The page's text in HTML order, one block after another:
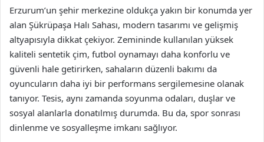
Erzurum’un şehir merkezine oldukça yakın bir konumda yer
alan Şükrüpaşa Halı Sahası, modern tasarımı ve gelişmiş
altyapısıyla dikkat çekiyor. Zemininde kullanılan yüksek
kaliteli sentetik çim, futbol oynamayı daha konforlu ve
güvenli hale getirirken, sahaların düzenli bakımı da
oyuncuların daha iyi bir performans sergilemesine olanak
tanıyor. Tesis, aynı zamanda soyunma odaları, duşlar ve
sosyal alanlarla donatılmış durumda. Bu da, spor sonrası
dinlenme ve sosyalleşme imkanı sağlıyor.